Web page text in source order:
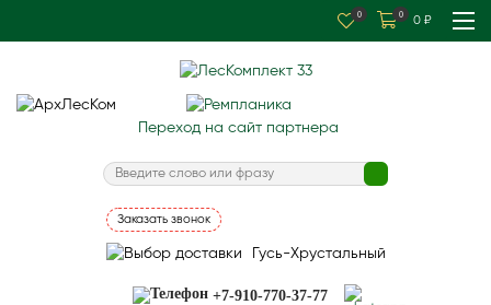
Переход на сайт партнера
Заказать звонок
Гусь-Хрустальный
+7-910-770-37-77
0 0 0 ₽